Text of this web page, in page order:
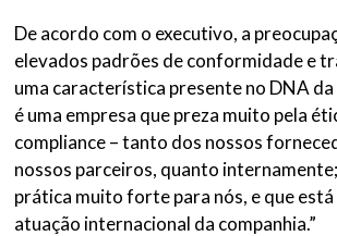
De acordo com o executivo, a
elevados padrões de conformidade e
uma característica presente no DNA da
é uma empresa que preza muito pela
compliance – tanto dos nossos
nossos parceiros, quanto
prática muito forte para nós, e que
atuação internacional da companhia.”